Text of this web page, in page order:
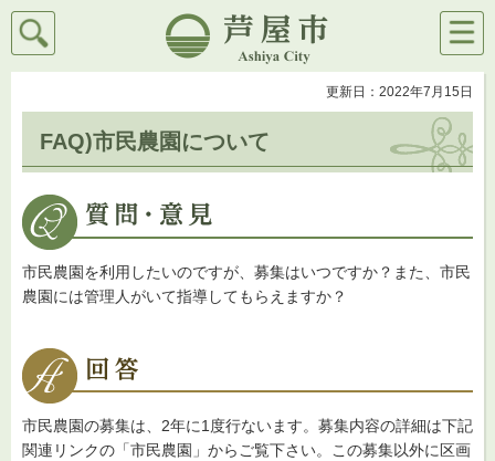
芦屋市
検索
メニ
ュー
更新日：2022年7月15日
FAQ)市民農園について
市民農園を利用したいのですが、募集はいつですか？また、市民
農園には管理人がいて指導してもらえますか？
市民農園の募集は、2年に1度行ないます。募集内容の詳細は下記
関連リンクの「市民農園」からご覧下さい。この募集以外に区画